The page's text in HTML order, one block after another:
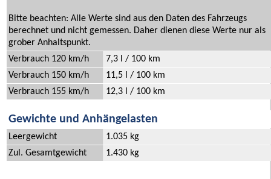
Bitte beachten: Alle Werte sind aus den Daten des Fahrzeugs
berechnet und nicht gemessen. Daher dienen diese Werte nur als
grober Anhaltspunkt.
Verbrauch 120 km/h
7,3 l / 100 km
Verbrauch 150 km/h
11,5 l / 100 km
Verbrauch 155 km/h
12,3 l / 100 km
Gewichte und Anhängelasten
Leergewicht
1.035 kg
Zul. Gesamtgewicht
1.430 kg